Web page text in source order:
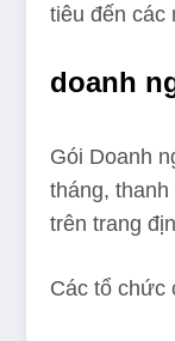
tiêu đến các
doanh
Gói Doanh
tháng,
trên trang
Các tổ chức